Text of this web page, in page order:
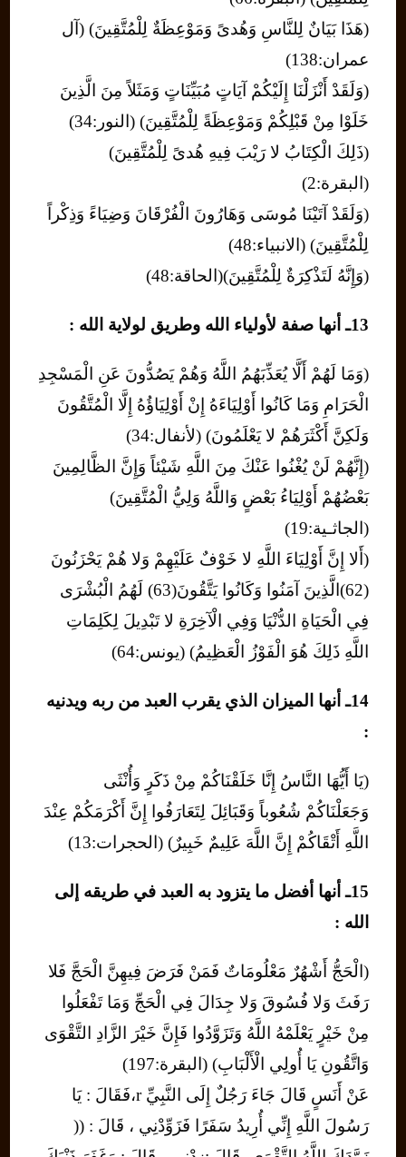
(هَذَا بَيَانٌ لِلنَّاسِ وَهُدىً وَمَوْعِظَةٌ لِلْمُتَّقِينَ) (آل
عمران:138)
(وَلَقَدْ أَنْزَلْنَا إِلَيْكُمْ آيَاتٍ مُبَيِّنَاتٍ وَمَثَلاً مِنَ الَّذِينَ
خَلَوْا مِنْ قَبْلِكُمْ وَمَوْعِظَةً لِلْمُتَّقِينَ) (النور:34)
(ذَلِكَ الْكِتَابُ لا رَيْبَ فِيهِ هُدىً لِلْمُتَّقِينَ)
(البقرة:2)
(وَلَقَدْ آتَيْنَا مُوسَى وَهَارُونَ الْفُرْقَانَ وَضِيَاءً وَذِكْراً
لِلْمُتَّقِينَ) (الانبياء:48)
(وَإِنَّهُ لَتَذْكِرَةٌ لِلْمُتَّقِينَ)(الحاقة:48)
13ـ أنها صفة لأولياء الله وطريق لولاية الله :
(وَمَا لَهُمْ أَلَّا يُعَذِّبَهُمُ اللَّهُ وَهُمْ يَصُدُّونَ عَنِ الْمَسْجِدِ
الْحَرَامِ وَمَا كَانُوا أَوْلِيَاءَهُ إِنْ أَوْلِيَاؤُهُ إِلَّا الْمُتَّقُونَ
وَلَكِنَّ أَكْثَرَهُمْ لا يَعْلَمُونَ) (لأنفال:34)
(إِنَّهُمْ لَنْ يُغْنُوا عَنْكَ مِنَ اللَّهِ شَيْئاً وَإِنَّ الظَّالِمِينَ
بَعْضُهُمْ أَوْلِيَاءُ بَعْضٍ وَاللَّهُ وَلِيُّ الْمُتَّقِينَ)
(الجاثـية:19)
(أَلا إِنَّ أَوْلِيَاءَ اللَّهِ لا خَوْفٌ عَلَيْهِمْ وَلا هُمْ يَحْزَنُونَ
(62)الَّذِينَ آمَنُوا وَكَانُوا يَتَّقُونَ(63) لَهُمُ الْبُشْرَى
فِي الْحَيَاةِ الدُّنْيَا وَفِي الْآخِرَةِ لا تَبْدِيلَ لِكَلِمَاتِ
اللَّهِ ذَلِكَ هُوَ الْفَوْزُ الْعَظِيمُ) (يونس:64)
14ـ أنها الميزان الذي يقرب العبد من ربه ويدنيه
:
(يَا أَيُّهَا النَّاسُ إِنَّا خَلَقْنَاكُمْ مِنْ ذَكَرٍ وَأُنْثَى
وَجَعَلْنَاكُمْ شُعُوباً وَقَبَائِلَ لِتَعَارَفُوا إِنَّ أَكْرَمَكُمْ عِنْدَ
اللَّهِ أَتْقَاكُمْ إِنَّ اللَّهَ عَلِيمٌ خَبِيرٌ) (الحجرات:13)
15ـ أنها أفضل ما يتزود به العبد في طريقه إلى
الله :
(الْحَجُّ أَشْهُرٌ مَعْلُومَاتٌ فَمَنْ فَرَضَ فِيهِنَّ الْحَجَّ فَلا
رَفَثَ وَلا فُسُوقَ وَلا جِدَالَ فِي الْحَجِّ وَمَا تَفْعَلُوا
مِنْ خَيْرٍ يَعْلَمْهُ اللَّهُ وَتَزَوَّدُوا فَإِنَّ خَيْرَ الزَّادِ التَّقْوَى
وَاتَّقُونِ يَا أُولِي الْأَلْبَابِ) (البقرة:197)
عَنْ أَنَسٍ قَالَ جَاءَ رَجُلٌ إِلَى النَّبِيِّ r،فَقَالَ : يَا
رَسُولَ اللَّهِ إِنِّي أُرِيدُ سَفَرًا فَزَوِّدْنِي ، قَالَ : ((